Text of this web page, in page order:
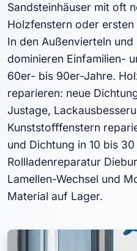
Sandsteinhäuser mit oft
Holzfenstern oder
In den Außenvierteln
dominieren Einfamilien-
60er- bis 90er-Jahre.
reparieren: neue
Justage,
Kunststofffenstern
und Dichtung in 10 bis
Rollladenreparatur
Lamellen-Wechsel und
Material auf Lager.